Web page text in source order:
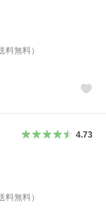
料無料）
4.73
料無料）